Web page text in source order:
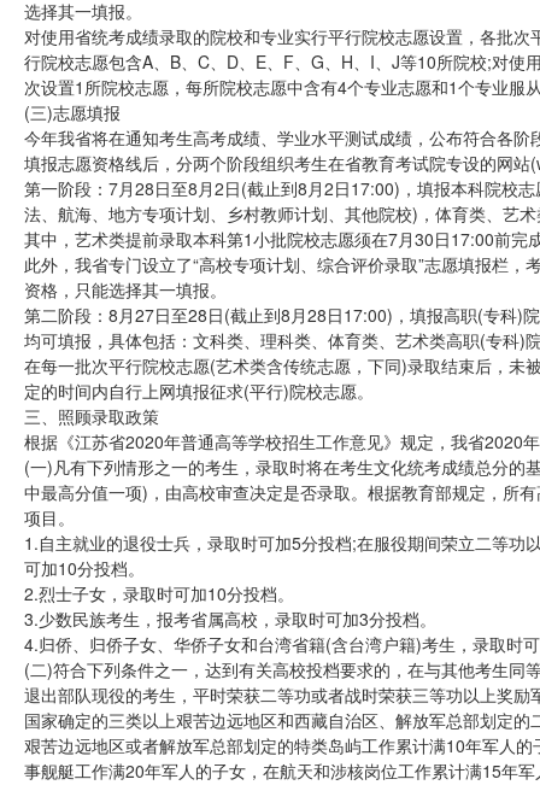
选择其一填报。
对使用省统考成绩录取的院校和专业实行平行院校志愿设置，各批
行院校志愿包含A、B、C、D、E、F、G、H、I、J等10所院校;对
次设置1所院校志愿，每所院校志愿中含有4个专业志愿和1个专业服
(三)志愿填报
今年我省将在通知考生高考成绩、学业水平测试成绩，公布符合各
填报志愿资格线后，分两个阶段组织考生在省教育考试院专设的网
第一阶段：7月28日至8月2日(截止到8月2日17:00)，填报本科院校
法、航海、地方专项计划、乡村教师计划、其他院校)，体育类、艺
其中，艺术类提前录取本科第1小批院校志愿须在7月30日17:00前完
此外，我省专门设立了“高校专项计划、综合评价录取”志愿填报栏
资格，只能选择其一填报。
第二阶段：8月27日至28日(截止到8月28日17:00)，填报高职(专科)
均可填报，具体包括：文科类、理科类、体育类、艺术类高职(专科)
在每一批次平行院校志愿(艺术类含传统志愿，下同)录取结束后，
定的时间内自行上网填报征求(平行)院校志愿。
三、照顾录取政策
根据《江苏省2020年普通高等学校招生工作意见》规定，我省2020
(一)凡有下列情形之一的考生，录取时将在考生文化统考成绩总分
中最高分值一项)，由高校审查决定是否录取。根据教育部规定，所
项目。
1.自主就业的退役士兵，录取时可加5分投档;在服役期间荣立二等
可加10分投档。
2.烈士子女，录取时可加10分投档。
3.少数民族考生，报考省属高校，录取时可加3分投档。
4.归侨、归侨子女、华侨子女和台湾省籍(含台湾户籍)考生，录取时
(二)符合下列条件之一，达到有关高校投档要求的，在与其他考生同
退出部队现役的考生，平时荣获二等功或者战时荣获三等功以上奖
国家确定的三类以上艰苦边远地区和西藏自治区、解放军总部划定
艰苦边远地区或者解放军总部划定的特类岛屿工作累计满10年军人
事舰艇工作满20年军人的子女，在航天和涉核岗位工作累计满15年